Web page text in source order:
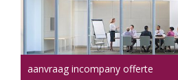
aanvraag incompany offerte